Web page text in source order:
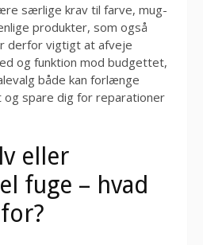
særlige krav til farve, mug-
produkter, som også
derfor vigtigt at afveje
og funktion mod budgettet,
både kan forlænge
spare dig for reparationer
eller
fuge – hvad